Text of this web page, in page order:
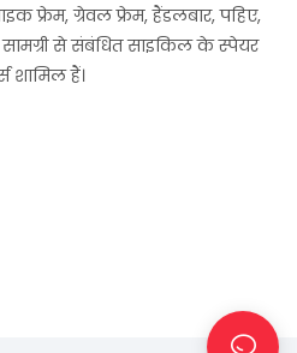
फ्रेम, ग्रेवल फ्रेम, हैंडलबार, पहिए,
से संबंधित साइकिल के स्पेयर
शामिल हैं।